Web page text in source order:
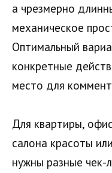
а чрезмерно
механическое
Оптимальный
конкретные
место для
Для квартиры,
салона красоты
нужны разные чек-